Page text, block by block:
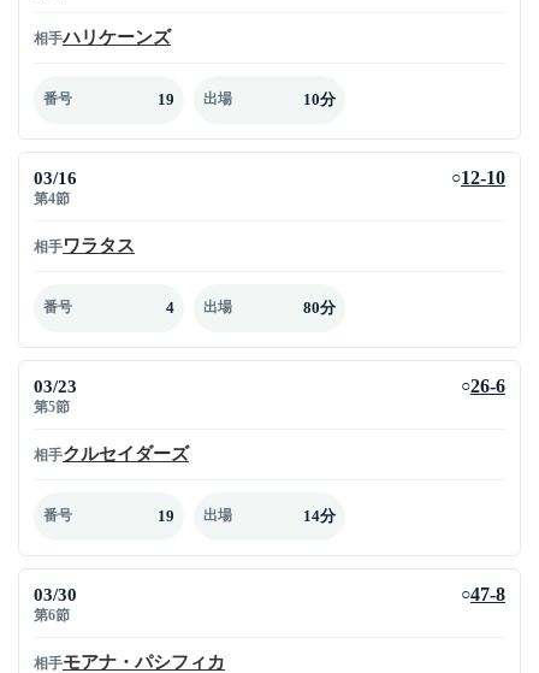
相手ハリケーンズ
番号 19 出場 10分
03/16
第4節
○12-10
相手ワラタス
番号 4 出場 80分
03/23
第5節
○26-6
相手クルセイダーズ
番号 19 出場 14分
03/30
第6節
○47-8
相手モアナ・パシフィカ